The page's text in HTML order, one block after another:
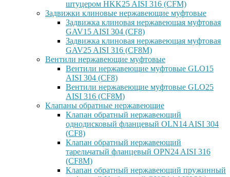
штуцером HKK25 AISI 316 (CFM)
Задвижки клиновые нержавеющие муфтовые
Задвижка клиновая нержавеющая муфтовая
GAV15 AISI 304 (CF8)
Задвижка клиновая нержавеющая муфтовая
GAV25 AISI 316 (CF8M)
Вентили нержавеющие муфтовые
Вентили нержавеющие муфтовые GLO15
AISI 304 (CF8)
Вентили нержавеющие муфтовые GLO25
AISI 316 (CF8M)
Клапаны обратные нержавеющие
Клапан обратный нержавеющий
однодисковый фланцевый OLN14 AISI 304
(CF8)
Клапан обратный нержавеющий
тарельчатый фланцевый OPN24 AISI 316
(CF8M)
Клапан обратный нержавеющий пружинный